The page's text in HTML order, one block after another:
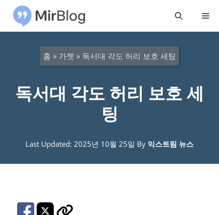
메
홈 » 가젯 » 독서대 각도 허리 보호 세팅
독서대 각도 허리 보호 세
팅
Last Updated: 2025년 10월 25일 By 익스트림 뉴스